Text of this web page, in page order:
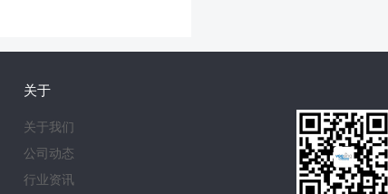
关于
关于我们
公司动态
行业资讯